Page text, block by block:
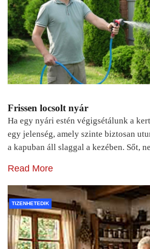
Frissen locsolt nyár
Ha egy nyári estén végigsétálunk a
egy jelenség, amely szinte biztosan
a kapuban áll slaggal a kezében. Sőt,
Read More
TIZENHETEDIK